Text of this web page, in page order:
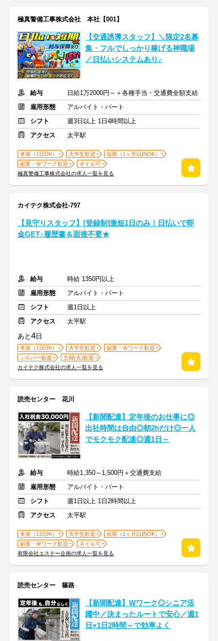
極真警備工事株式会社 本社【001】
【交通誘導スタッフ】＼限定2名募
集・フルでしっかり稼げる神職場
／日払いシステムあり♪
給与
日給1万2000円～＋各種手当・交通費全額支給
雇用形態
アルバイト・パート
シフト
週3日以上 1日4時間以上
アクセス
太平駅
単発（1日OK） 大学生歓迎
短期（1ヶ月以内OK）
副業・Ｗワーク歓迎
ネイル可
極真警備工事株式会社の求人一覧を見る
カイテク株式会社-797
【見守りスタッフ】[登録制]激短1日のみ！日払いで即
金GET♪履歴書＆面接不要★
給与
時給 1350円以上
雇用形態
アルバイト・パート
シフト
週1日以上
アクセス
太平駅
あと4日
単発（1日OK） 大学生歓迎
副業・Ｗワーク歓迎
シルバー歓迎
主婦(夫)歓迎
カイテク株式会社の求人一覧を見る
読売センター 花川
【新聞配達】定年後のお仕事に◎
出社時間は自由◎朝2hだけ◎一人
でモクモク配達◎週1日～
給与
時給1,350～1,500円＋交通費支給
雇用形態
アルバイト・パート
シフト
週1日以上 1日2時間以上
アクセス
太平駅
単発（1日OK） 大学生歓迎
短期（1ヶ月以内OK）
副業・Ｗワーク歓迎
ネイル可
有限会社エステー企画の求人一覧を見る
読売センター 篠路
【新聞配達】Wワーク◎シニア活
躍中／決まったルートで安心／週1
日×1日2時間～で効率よく